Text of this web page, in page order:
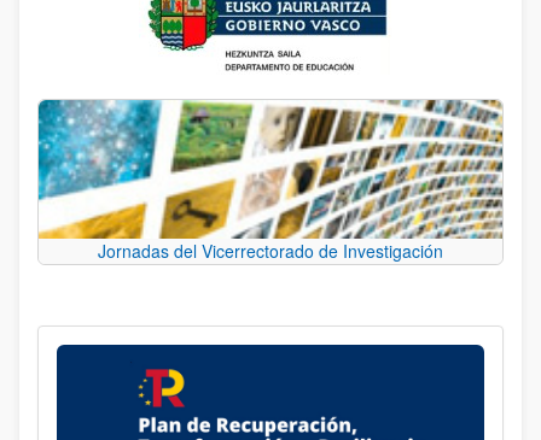
Jornadas del Vicerrectorado de Investigación